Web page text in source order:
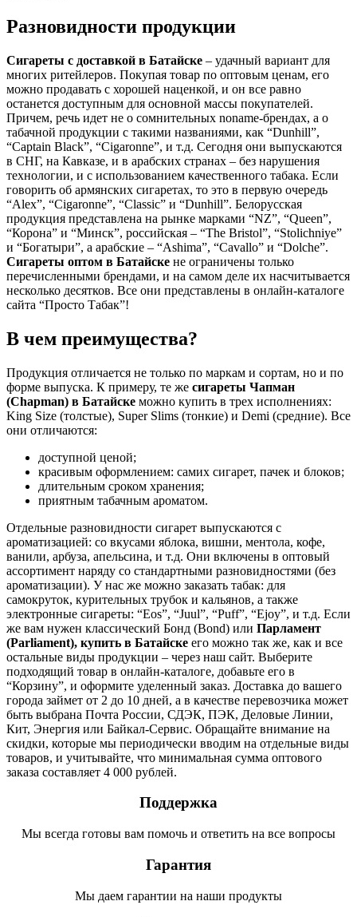
Разновидности продукции
Сигареты с доставкой в Батайске – удачный вариант для
многих ритейлеров. Покупая товар по оптовым ценам, его
можно продавать с хорошей наценкой, и он все равно
останется доступным для основной массы покупателей.
Причем, речь идет не о сомнительных noname-брендах, а о
табачной продукции с такими названиями, как “Dunhill”,
“Captain Black”, “Cigaronne”, и т.д. Сегодня они выпускаются
в СНГ, на Кавказе, и в арабских странах – без нарушения
технологии, и с использованием качественного табака. Если
говорить об армянских сигаретах, то это в первую очередь
“Alex”, “Cigaronne”, “Classic” и “Dunhill”. Белорусская
продукция представлена на рынке марками “NZ”, “Queen”,
“Корона” и “Минск”, российская – “The Bristol”, “Stolichniye”
и “Богатыри”, а арабские – “Ashima”, “Cavallo” и “Dolche”.
Сигареты оптом в Батайске не ограничены только
перечисленными брендами, и на самом деле их насчитывается
несколько десятков. Все они представлены в онлайн-каталоге
сайта “Просто Табак”!
В чем преимущества?
Продукция отличается не только по маркам и сортам, но и по
форме выпуска. К примеру, те же сигареты Чапман
(Chapman) в Батайске можно купить в трех исполнениях:
King Size (толстые), Super Slims (тонкие) и Demi (средние). Все
они отличаются:
доступной ценой;
красивым оформлением: самих сигарет, пачек и блоков;
длительным сроком хранения;
приятным табачным ароматом.
Отдельные разновидности сигарет выпускаются с
ароматизацией: со вкусами яблока, вишни, ментола, кофе,
ванили, арбуза, апельсина, и т.д. Они включены в оптовый
ассортимент наряду со стандартными разновидностями (без
ароматизации). У нас же можно заказать табак: для
самокруток, курительных трубок и кальянов, а также
электронные сигареты: “Eos”, “Juul”, “Puff”, “Ejoy”, и т.д. Если
же вам нужен классический Бонд (Bond) или Парламент
(Parliament), купить в Батайске его можно так же, как и все
остальные виды продукции – через наш сайт. Выберите
подходящий товар в онлайн-каталоге, добавьте его в
“Корзину”, и оформите уделенный заказ. Доставка до вашего
города займет от 2 до 10 дней, а в качестве перевозчика может
быть выбрана Почта России, СДЭК, ПЭК, Деловые Линии,
Кит, Энергия или Байкал-Сервис. Обращайте внимание на
скидки, которые мы периодически вводим на отдельные виды
товаров, и учитывайте, что минимальная сумма оптового
заказа составляет 4 000 рублей.
Поддержка
Мы всегда готовы вам помочь и ответить на все вопросы
Гарантия
Мы даем гарантии на наши продукты